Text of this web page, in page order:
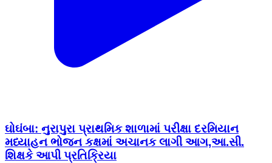
ઘોઘંબા: નુરાપુરા પ્રાથમિક શાળામાં પરીક્ષા દરમિયાન
મધ્યાહન ભોજન કક્ષમાં અચાનક લાગી આગ,આ.સી.
શિક્ષકે આપી પ્રતિક્રિયા